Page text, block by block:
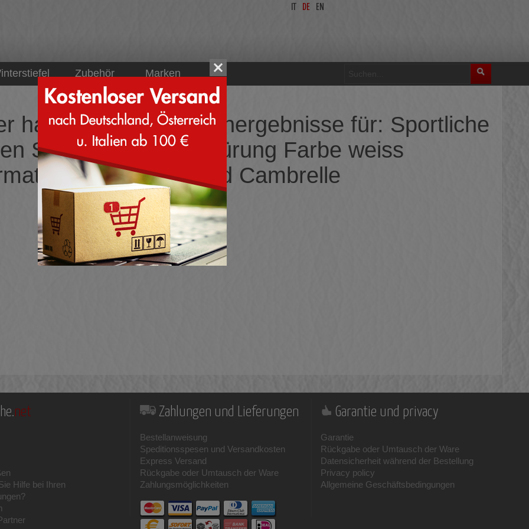
DE EN
Zubehör Marken
haben wir keine Suchergebnisse für: Sportliche
Sneakers mit Schnürung Farbe weiss
aus Leder und Cambrelle
net
Hilfe bei Ihren
Zahlungen und Lieferungen
Bestellanweisung
Speditionsspesen und Versandkosten
Express Versand
Rückgabe oder Umtausch der Ware
Zahlungsmöglichkeiten
Garantie und privacy
Garantie
Rückgabe oder Umtausch der Ware
Datensicherheit während der Bestellung
Privacy policy
Allgemeine Geschäftsbedingungen